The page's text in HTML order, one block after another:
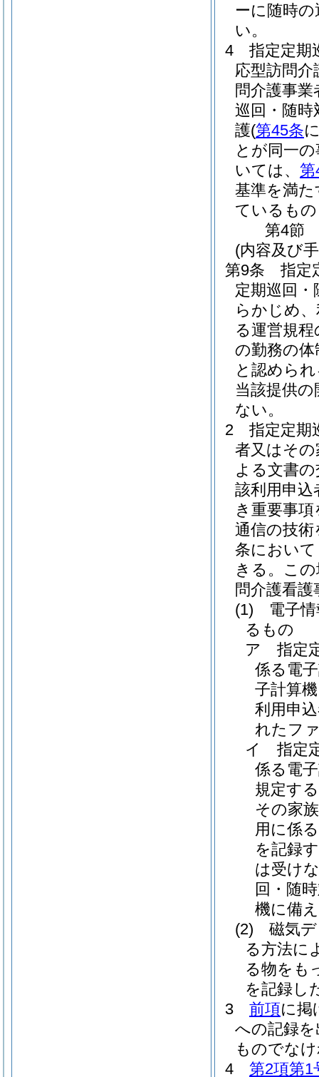
ーに随時
い。
4
指定定期
応型訪問介
問介護事
巡回・随時
護(第45条
とが同一
いては、 第
基準を満
ているも
第4節
(内容及び
第9条
指定
定期巡回
らかじめ
る運営規
の勤務の
と認めら
当該提供
ない。
2
指定定期
者又はそ
よる文書
該利用申
き重要事
通信の技
条におい
きる。 こ
問介護看
(1)
電子
るもの
ア
指定
係る電
子計算
利用申
れたフ
イ
指定
係る電
規定す
その家
用に係
を記録
は受け
回・随
機に備
(2)
磁気
る方法に
る物をも
を記録し
3
前項に掲
への記録
ものでな
4
第2項第1